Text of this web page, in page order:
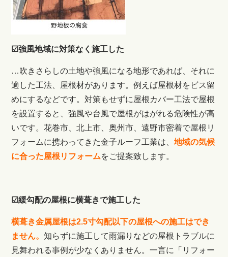
☑強風地域に対策なく施工した
…吹きさらしの土地や強風になる地形であれば、それに
適した工法、屋根材があります。例えば屋根材をビス留
めにするなどです。 対策もせずに屋根カバー工法で屋根
を設置すると、強風や台風で屋根がはがれる危険性が高
いです。花巻市、北上市、奥州市、遠野市密着で屋根リ
フォームに携わってきた金子ルーフ工業は、地域の気候
に合った屋根リフォームをご提案致します。
☑緩勾配の屋根に横葺きで施工した
横葺き金属屋根は2.5寸勾配以下の屋根への施工はでき
ません。知らずに施工して雨漏りなどの屋根トラブルに
見舞われる事例が少なくありません。一言に「リフォー